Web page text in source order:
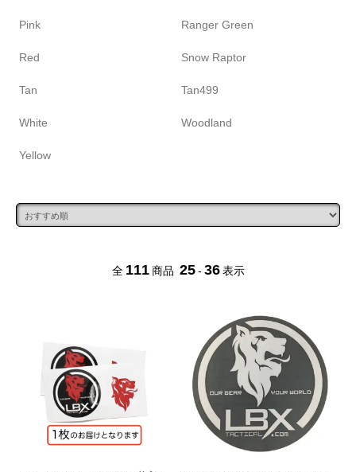
Pink Ranger Green
Red Snow Raptor
Tan Tan499
White Woodland
Yellow
全 111 商品 25 - 36 表示